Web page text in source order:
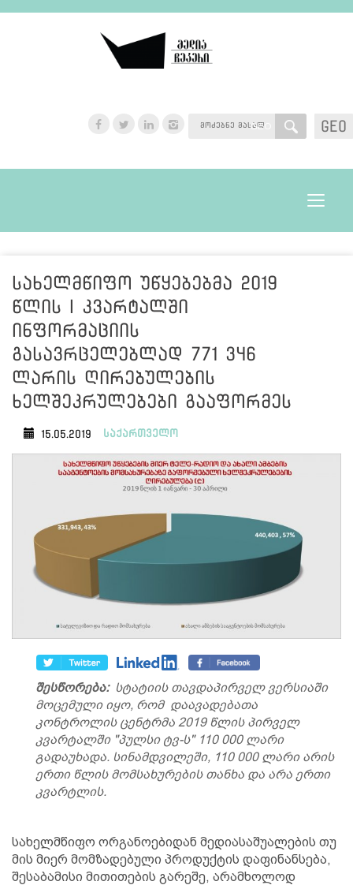
GEO
GEO
Toggle
სახელმწიფო უწყებებმა 2019
წლის I კვარტალში
ინფორმაციის
გასავრცელებლად 771 346
ლარის ღირებულების
ხელშეკრულებები გააფორმეს
15.05.2019 საქართველო
შესწორება: სტატიის თავდაპირველ ვერსიაში
მოცემული იყო, რომ დაავადებათა
კონტროლის ცენტრმა 2019 წლის პირველ
კვარტალში "პულსი ტვ-ს" 110 000 ლარი
გადაუხადა. სინამდვილეში, 110 000 ლარი არის
ერთი წლის მომსახურების თანხა და არა ერთი
კვარტლის.
სახელმწიფო ორგანოებიდან მედიასაშუალების თუ
მის მიერ მომზადებული პროდუქტის დაფინანსება,
შესაბამისი მითითების გარეშე, არამხოლოდ